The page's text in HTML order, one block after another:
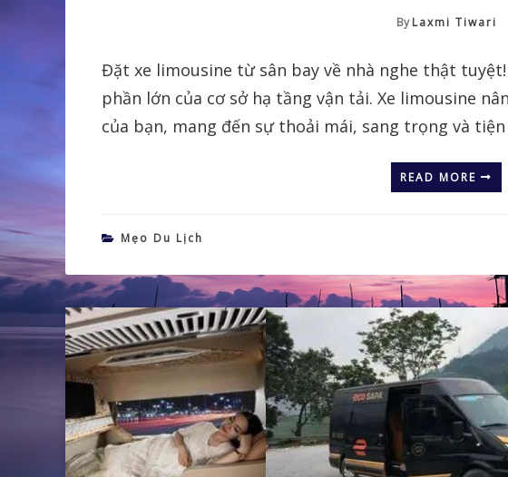
ByLaxmi Tiwari
Đặt xe limousine từ sân bay về nhà nghe thật
phần lớn của cơ sở hạ tầng vận tải. Xe limousine
của bạn, mang đến sự thoải mái, sang trọng và
READ MORE
Mẹo Du Lịch